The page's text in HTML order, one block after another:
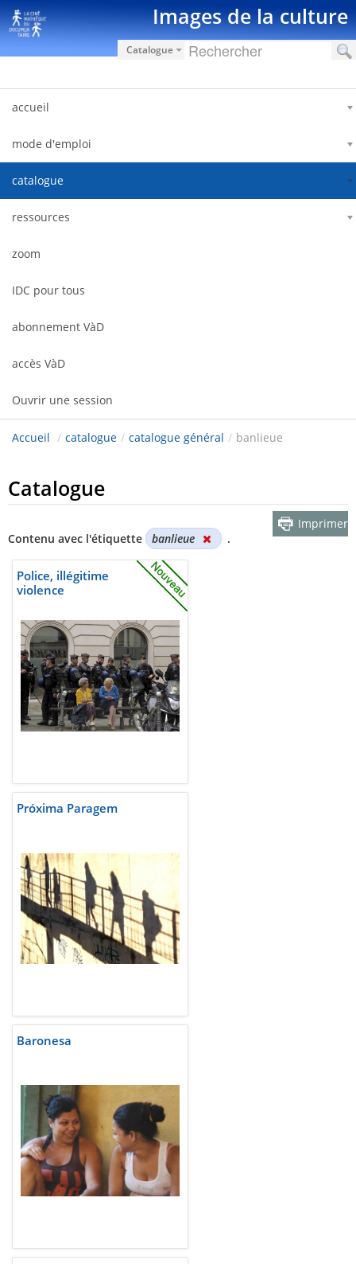
Saut au contenu Images de la culture
Catalogue
accueil
mode d'emploi
catalogue
ressources
zoom
IDC pour tous
abonnement VàD
accès VàD
Ouvrir une session
Accueil / catalogue / catalogue général / banlieue
Catalogue
Contenu avec l'étiquette banlieue .
Imprimer
Police, illégitime
violence
Próxima Paragem
Baronesa